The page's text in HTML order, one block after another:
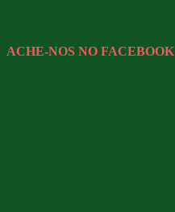
ACHE-NOS NO FACEBOOK